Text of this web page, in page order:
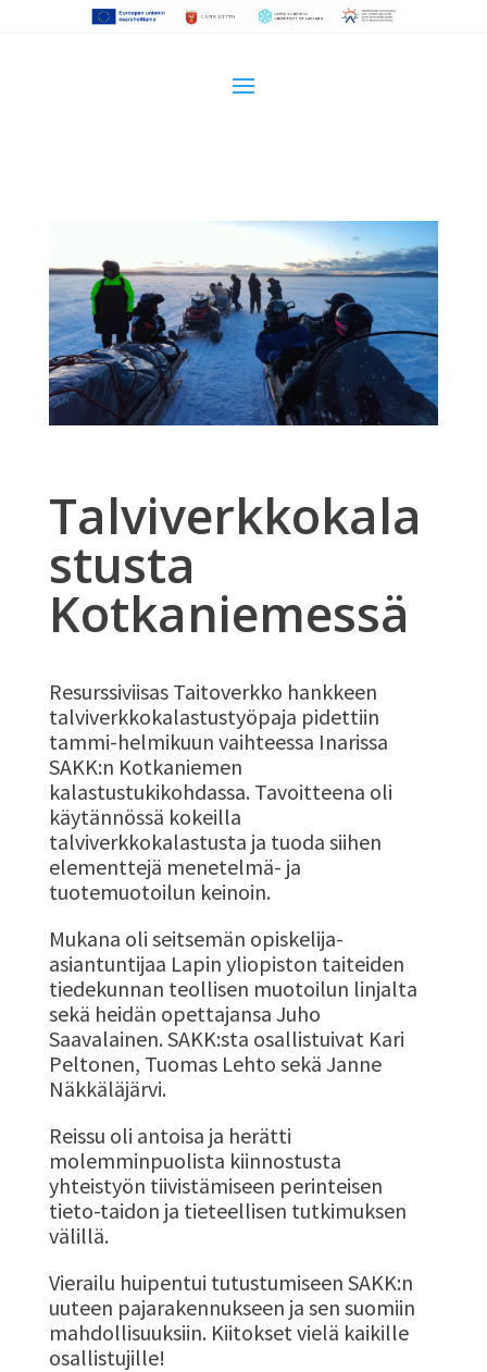
Talviverkkokala
stusta
Kotkaniemessä
Resurssiviisas Taitoverkko hankkeen
talviverkkokalastustyöpaja pidettiin
tammi-helmikuun vaihteessa Inarissa
SAKK:n Kotkaniemen
kalastustukikohdassa. Tavoitteena oli
käytännössä kokeilla
talviverkkokalastusta ja tuoda siihen
elementtejä menetelmä- ja
tuotemuotoilun keinoin.
Mukana oli seitsemän opiskelija-
asiantuntijaa Lapin yliopiston taiteiden
tiedekunnan teollisen muotoilun linjalta
sekä heidän opettajansa Juho
Saavalainen. SAKK:sta osallistuivat Kari
Peltonen, Tuomas Lehto sekä Janne
Näkkäläjärvi.
Reissu oli antoisa ja herätti
molemminpuolista kiinnostusta
yhteistyön tiivistämiseen perinteisen
tieto-taidon ja tieteellisen tutkimuksen
välillä.
Vierailu huipentui tutustumiseen SAKK:n
uuteen pajarakennukseen ja sen suomiin
mahdollisuuksiin. Kiitokset vielä kaikille
osallistujille!